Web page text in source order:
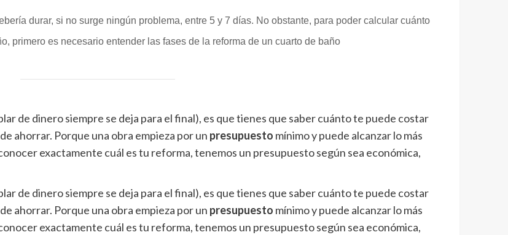
durar, si no surge ningún problema, entre 5 y 7 días. No obstante, para poder calcular cuánto
primero es necesario entender las fases de la reforma de un cuarto de baño
de dinero siempre se deja para el final), es que tienes que saber cuánto te puede costar
ahorrar. Porque una obra empieza por un presupuesto mínimo y puede alcanzar lo más
exactamente cuál es tu reforma, tenemos un presupuesto según sea económica,
de dinero siempre se deja para el final), es que tienes que saber cuánto te puede costar
ahorrar. Porque una obra empieza por un presupuesto mínimo y puede alcanzar lo más
exactamente cuál es tu reforma, tenemos un presupuesto según sea económica,